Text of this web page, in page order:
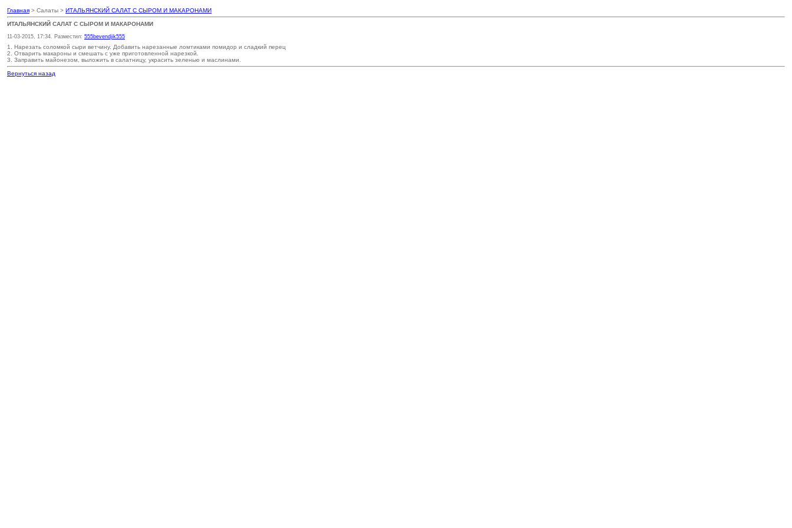
Главная > Салаты > ИТАЛЬЯНСКИЙ САЛАТ С СЫРОМ И МАКАРОНАМИ
ИТАЛЬЯНСКИЙ САЛАТ С СЫРОМ И МАКАРОНАМИ
11-03-2015, 17:34. Разместил: 555bevendjik555
1. Нарезать соломкой сыри ветчину. Добавить нарезанные ломтиками помидор и сладкий перец
2. Отварить макароны и смешать с уже приготовленной нарезкой.
3. Заправить майонезом, выложить в салатницу, украсить зеленью и маслинами.
Вернуться назад